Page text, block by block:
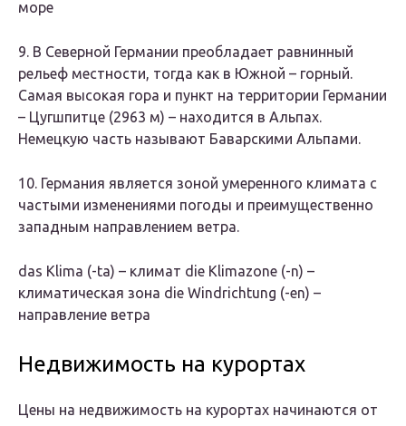
море
9. В Северной Германии преобладает равнинный
рельеф местности, тогда как в Южной – горный.
Самая высокая гора и пункт на территории Германии
– Цугшпитце (2963 м) – находится в Альпах.
Немецкую часть называют Баварскими Альпами.
10. Германия является зоной умеренного климата с
частыми изменениями погоды и преимущественно
западным направлением ветра.
das Klima (-ta) – климат die Klimazone (-n) –
климатическая зона die Windrichtung (-en) –
направление ветра
Недвижимость на курортах
Цены на недвижимость на курортах начинаются от